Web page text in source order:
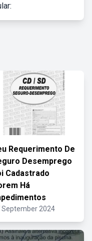
Requerimento De
Desemprego
Cadastrado
Há
September 2024